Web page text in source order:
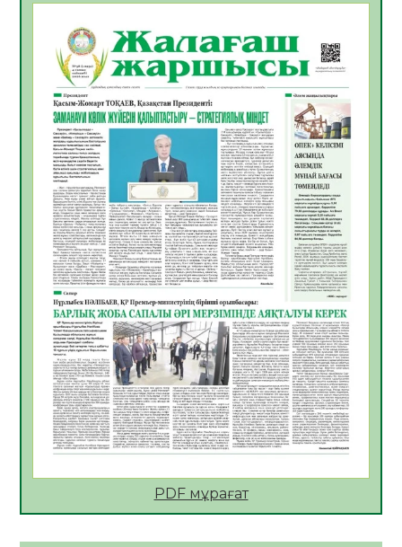
Қазақстандықтардың 72,3%-ы жаңа
Құрылтай үшін дауыс беруге дайын
05.08.2026
18
ӘРБІР ДАУЫС – ҚОҒАМ ДАМУЫНА
ҚОСЫЛҒАН ҮЛЕС
05.08.2026
25
ҚҰРЫЛТАЙ САЙЛАУЫ – БІРЛІК ПЕН
ЖАУАПКЕРШІЛІККЕ БАСТАЙТЫН ҚАДАМ
05.08.2026
24
Мектептен – Ұлттық ұлан сапына
04.08.2026
34
Үкіметтік емес ұйымдарға арналған
сыйлықақы конкурсына өтінім қабылдау
басталды
04.08.2026
38
Үкіметте Президенттің отандық тауарды
қолдау жөніндегі тапсырмаларының
жүзеге асырылу барысы қаралуда
Жазғы лагерьде оқушылармен
профилактикалық кездесу өтті
04.08.2026
46 0
PDF мұрағат